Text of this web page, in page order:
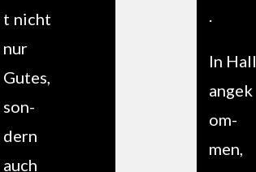
t nicht
nur
Gutes,
son­
dern
auch
In Hall
angek
om­
men,